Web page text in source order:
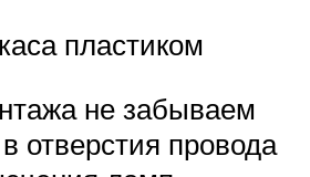
пластиком
не забываем
отверстия провода